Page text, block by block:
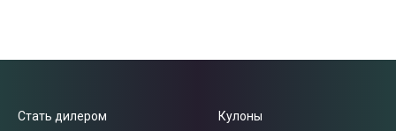
Стать дилером
Кулоны